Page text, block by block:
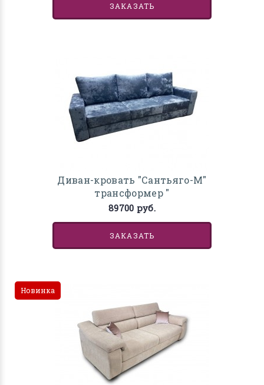
ЗАКАЗАТЬ
Диван-кровать "Сантьяго-М"
трансформер "
89700 руб.
ЗАКАЗАТЬ
Новинка